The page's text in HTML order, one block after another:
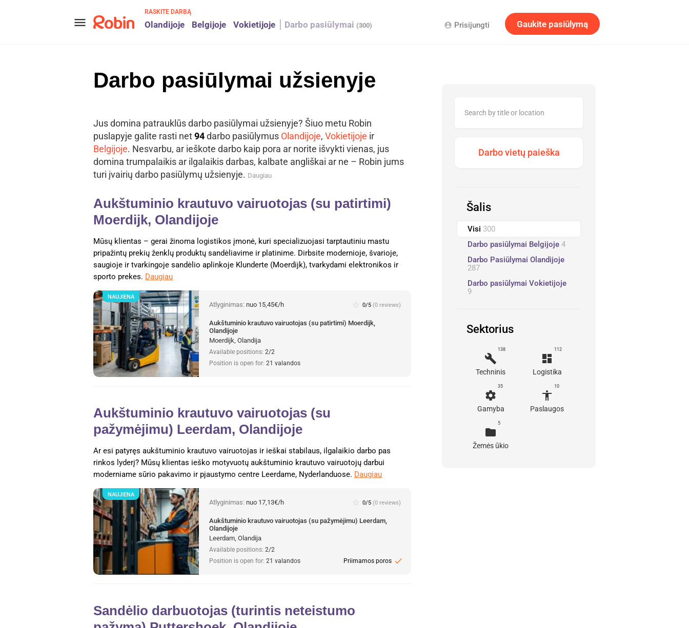
menu
RASKITE DARBĄ
Olandijoje Belgijoje Vokietijoje Darbo pasiūlymai (300) Gaukite pasiūlymą
account_circle Prisijungti
Darbo pasiūlymai užsienyje
Jus domina patrauklūs darbo pasiūlymai užsienyje? Šiuo metu Robin
puslapyje galite rasti net94darbo pasiūlymus Olandijoje, Vokietijoje ir
Belgijoje. Nesvarbu, ar ieškote darbo kaip pora ar norite išvykti vienas, jus
domina trumpalaikis ar ilgalaikis darbas, kalbate angliškai ar ne – Robin jums
turi įvairių darbo pasiūlymų užsienyje. Daugiau
Aukštuminio krautuvo vairuotojas (su patirtimi)
Moerdijk, Olandijoje
Mūsų klientas – gerai žinoma logistikos įmonė, kuri specializuojasi tarptautiniu mastu
pripažintų prekių ženklų produktų sandėliavime ir platinime. Dirbsite modernioje, švarioje,
saugioje ir tvarkingoje sandėlio aplinkoje Klunderte (Moerdijk), tvarkydami elektronikos ir
sporto prekes. Daugiau
Atlyginimas: nuo 15,45€/h star_border 0/5 (0 reviews)
Aukštuminio krautuvo vairuotojas (su patirtimi) Moerdijk,
Olandijoje
Moerdijk, Olandija
Available positions: 2/2
Position is open for: 21 valandos
NAUJIENA
Aukštuminio krautuvo vairuotojas (su
pažymėjimu) Leerdam, Olandijoje
Ar esi patyręs aukštuminio krautuvo vairuotojas ir ieškai stabilaus, ilgalaikio darbo pas
rinkos lyderį? Mūsų klientas ieško motyvuotų aukštuminio krautuvo vairuotojų darbui
moderniame sūrio pakavimo ir pjaustymo centre Leerdame, Nyderlanduose. Daugiau
Atlyginimas: nuo 17,13€/h star_border 0/5 (0 reviews)
Aukštuminio krautuvo vairuotojas (su pažymėjimu) Leerdam,
Olandijoje
Leerdam, Olandija
Available positions: 2/2
Position is open for: 21 valandos Priimamos poros check
NAUJIENA
Sandėlio darbuotojas (turintis neteistumo
Šalis
Visi 300
Darbo pasiūlymai Belgijoje 4
Darbo Pasiūlymai Olandijoje
287
Darbo pasiūlymai Vokietijoje
9
Sektorius
138
build
Techninis
112
dashboard
Logistika
35
settings
Gamyba
10
accessibility
Paslaugos
5
folder
Žemės ūkio